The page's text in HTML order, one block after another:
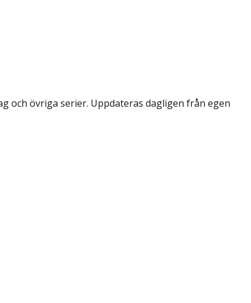
och övriga serier. Uppdateras dagligen från egen